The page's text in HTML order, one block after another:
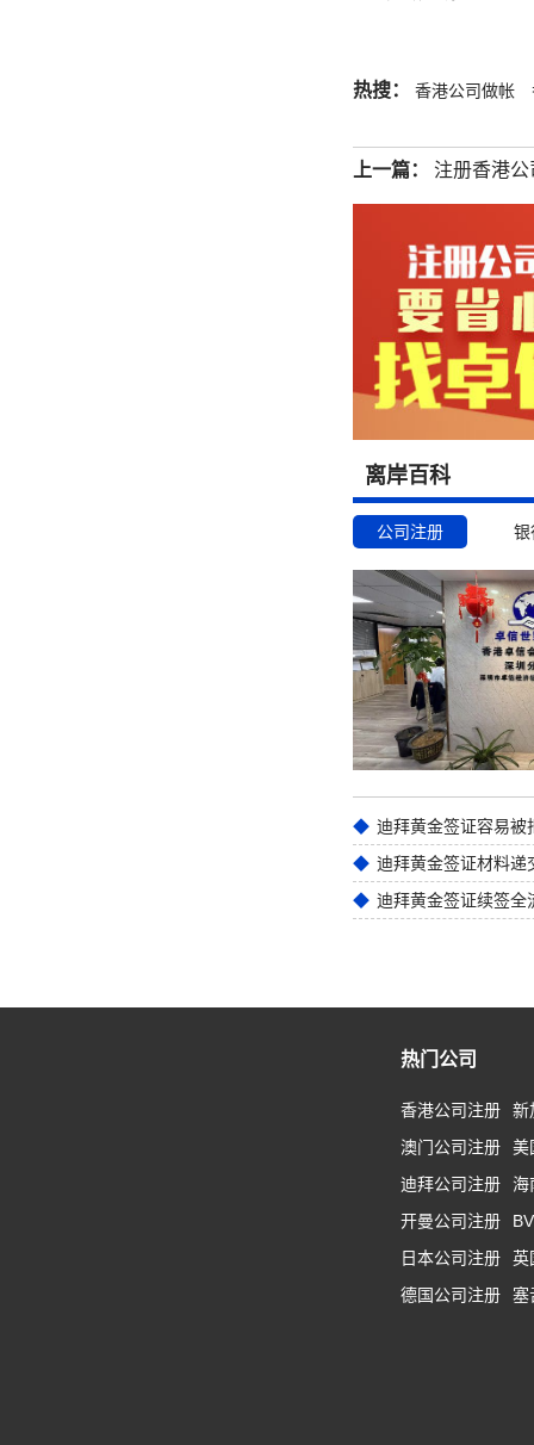
热搜： 香港公司做帐
上一篇： 注册香港
离岸百科
公司注册 银
迪拜黄金签证材料递
迪拜黄金签证续签全
热门公司
香港公司注册
新
澳门公司注册
美
迪拜公司注册
海
开曼公司注册
日本公司注册
英
德国公司注册
塞